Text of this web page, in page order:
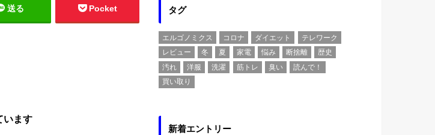
送る Pocket
います
タグ
エルゴノミクス コロナ ダイエット
テレワーク
レビュー
冬 夏 家電 悩み 断捨離
歴史
汚れ
洋服 洗濯 筋トレ 臭い
読んで！
買い取り
新着エントリー